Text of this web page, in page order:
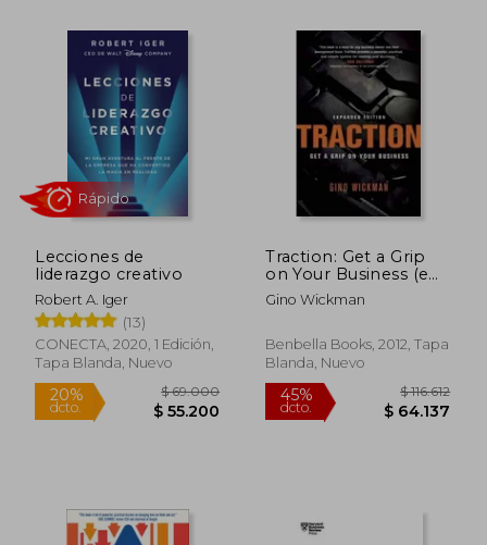
45%
dcto.
$ 215.797
$ 118.688
45%
dcto.
$
$
Lecciones de
liderazgo creativo
Robert A. Iger
(13)
CONECTA, 2020, 1 Edición,
Tapa Blanda, Nuevo
Traction: Get a Grip
on Your Business (en
Inglés)
Gino Wickman
Benbella Books, 2012, Tapa
Blanda, Nuevo